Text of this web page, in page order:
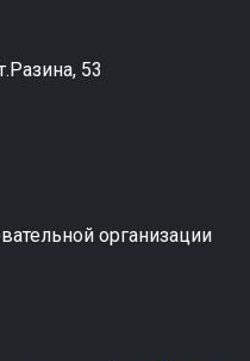
53
организации